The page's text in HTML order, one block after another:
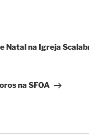
Natal na Igreja
na SFOA